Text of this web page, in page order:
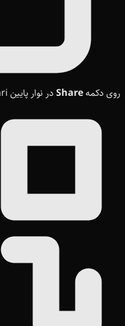
روی دکمهShare در نوار پایین Safari ضربه بزنید